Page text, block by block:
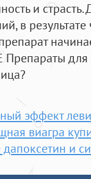
и
в
Препараты
эффект
виагра
и